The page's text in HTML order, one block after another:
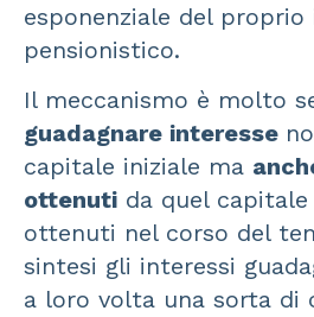
esponenziale del
pensionistico.
Il meccanismo è molto
guadagnare interesse
capitale iniziale ma
ottenuti da quel
ottenuti nel corso del
sintesi gli interessi
a loro volta una sorta di